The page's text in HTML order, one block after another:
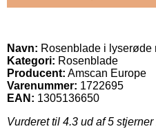
Navn: Rosenblade i lyserøde
Kategori: Rosenblade
Producent: Amscan Europe
Varenummer: 1722695
EAN: 1305136650
Vurderet til 4.3 ud af 5 stjerner